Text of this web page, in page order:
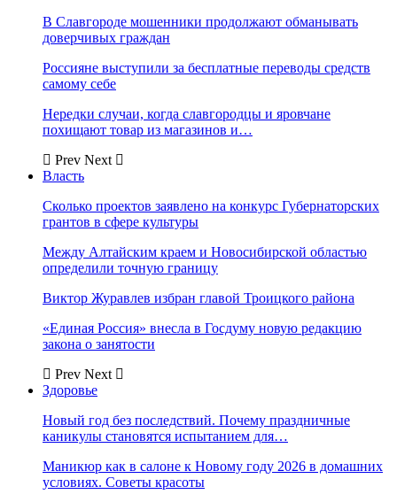
В Славгороде мошенники продолжают обманывать
доверчивых граждан
Россияне выступили за бесплатные переводы средств
самому себе
Нередки случаи, когда славгородцы и яровчане
похищают товар из магазинов и…
Prev Next
Власть
Сколько проектов заявлено на конкурс Губернаторских
грантов в сфере культуры
Между Алтайским краем и Новосибирской областью
определили точную границу
Виктор Журавлев избран главой Троицкого района
«Единая Россия» внесла в Госдуму новую редакцию
закона о занятости
Prev Next
Здоровье
Новый год без последствий. Почему праздничные
каникулы становятся испытанием для…
Маникюр как в салоне к Новому году 2026 в домашних
условиях. Советы красоты